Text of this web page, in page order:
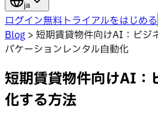
ja
ログイン無料トライアルをはじめる
Blog > 短期賃貸物件向けAI：ビジ
バケーションレンタル自動化
短期賃貸物件向けAI：
化する方法